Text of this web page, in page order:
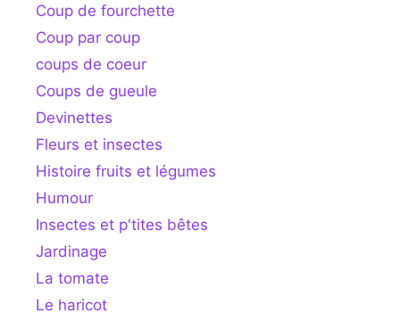
Coup de fourchette
Coup par coup
coups de coeur
Coups de gueule
Devinettes
Fleurs et insectes
Histoire fruits et légumes
Humour
Insectes et p'tites bêtes
Jardinage
La tomate
Le haricot